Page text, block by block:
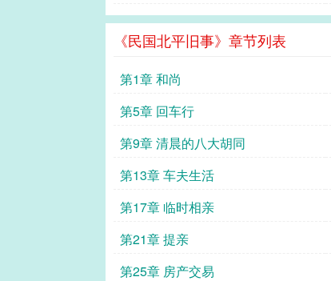
《民国北平旧事》章节列表
第1章 和尚
第5章 回车行
第9章 清晨的八大胡同
第13章 车夫生活
第17章 临时相亲
第21章 提亲
第25章 房产交易